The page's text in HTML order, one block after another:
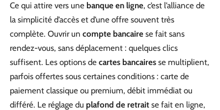
Ce qui attire vers une banque en ligne, c’est l’alliance de
la simplicité d’accès et d’une offre souvent très
complète. Ouvrir un compte bancaire se fait sans
rendez-vous, sans déplacement : quelques clics
suffisent. Les options de cartes bancaires se multiplient,
parfois offertes sous certaines conditions : carte de
paiement classique ou premium, débit immédiat ou
différé. Le réglage du plafond de retrait se fait en ligne,